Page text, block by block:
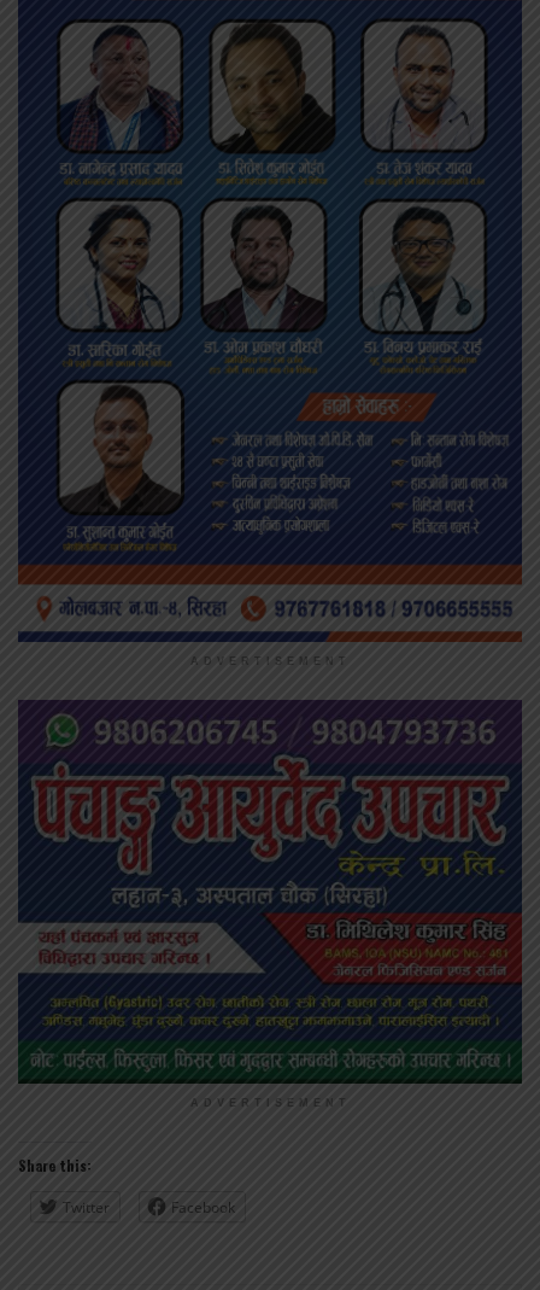
ADVERTISEMENT
ADVERTISEMENT
Share this:
Twitter Facebook